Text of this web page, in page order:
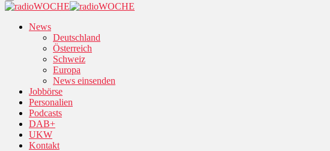
News
Deutschland
Österreich
Schweiz
Europa
News einsenden
Jobbörse
Personalien
Podcasts
DAB+
UKW
Kontakt